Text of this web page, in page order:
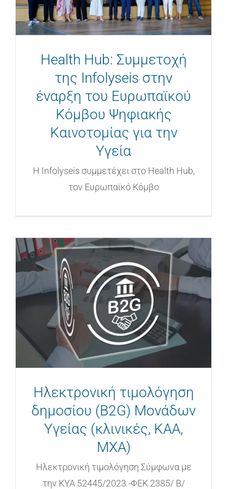
Health Hub: Συμμετοχή
της Infolyseis στην
έναρξη του Ευρωπαϊκού
Κόμβου Ψηφιακής
Καινοτομίας για την
Υγεία
Η Infolyseis συμμετέχει στο Health Hub,
τον Ευρωπαϊκό Κόμβο
Ηλεκτρονική τιμολόγηση
δημοσίου (B2G) Μονάδων
Υγείας (κλινικές, ΚΑΑ,
ΜΧΑ)
Ηλεκτρονική τιμολόγηση Σύμφωνα με
την ΚΥΑ 52445/2023 -ΦΕΚ 2385/ Β/